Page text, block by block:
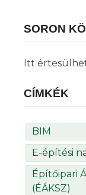
SORON
Itt
CÍMKÉK
BIM
E-építési
Építőipari
(ÉÁKSZ)